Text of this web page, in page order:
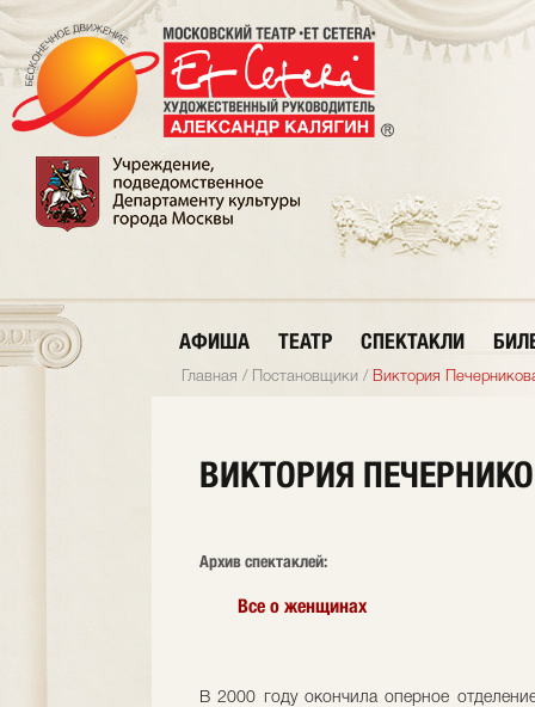
АФИША ТЕАТР СПЕКТАКЛИ
Главная / Постановщики / Виктория
ВИКТОРИЯ
Архив спектаклей:
Все о женщинах
В 2000 году окончила оперное